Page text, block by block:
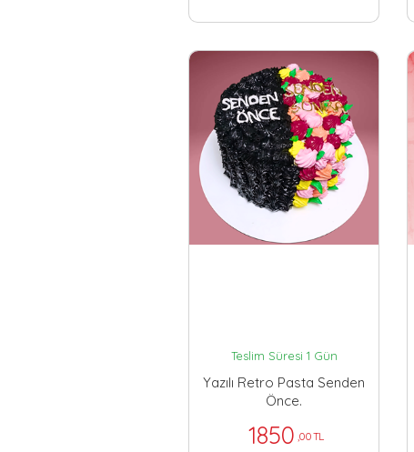
Teslim Süresi 1 Gün
Yazılı Retro Pasta Senden
Önce.
1850 ,00 TL